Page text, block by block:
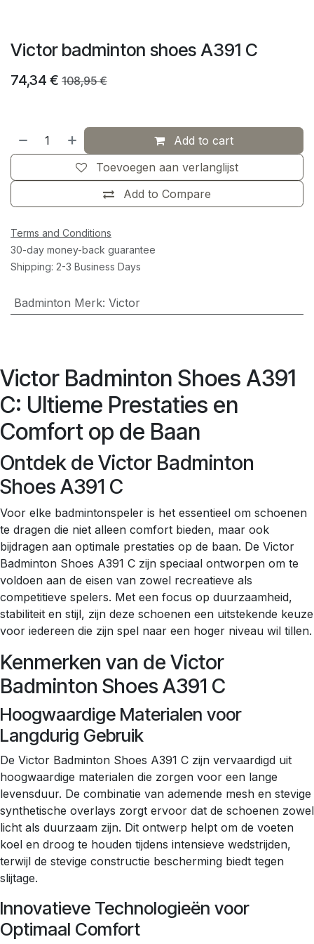
Victor badminton shoes A391 C
74,34 € 108,95€
Add to cart
Add to Compare
Toevoegen aan verlanglijst
Terms and Conditions
30-day money-back guarantee
Shipping: 2-3 Business Days
Badminton Merk: Victor
Victor Badminton Shoes A391
C: Ultieme Prestaties en
Comfort op de Baan
Ontdek de Victor Badminton
Shoes A391 C
Voor elke badmintonspeler is het essentieel om schoenen
te dragen die niet alleen comfort bieden, maar ook
bijdragen aan optimale prestaties op de baan. De Victor
Badminton Shoes A391 C zijn speciaal ontworpen om te
voldoen aan de eisen van zowel recreatieve als
competitieve spelers. Met een focus op duurzaamheid,
stabiliteit en stijl, zijn deze schoenen een uitstekende keuze
voor iedereen die zijn spel naar een hoger niveau wil tillen.
Kenmerken van de Victor
Badminton Shoes A391 C
Hoogwaardige Materialen voor
Langdurig Gebruik
De Victor Badminton Shoes A391 C zijn vervaardigd uit
hoogwaardige materialen die zorgen voor een lange
levensduur. De combinatie van ademende mesh en stevige
synthetische overlays zorgt ervoor dat de schoenen zowel
licht als duurzaam zijn. Dit ontwerp helpt om de voeten
koel en droog te houden tijdens intensieve wedstrijden,
terwijl de stevige constructie bescherming biedt tegen
slijtage.
Innovatieve Technologieën voor
Optimaal Comfort